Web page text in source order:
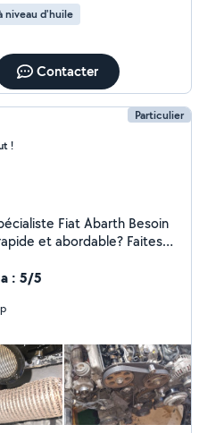
niveau d'huile
Contacter
Particulier
!
Fiat Abarth Besoin
et abordable? Faites
de réparations et
moi pour n'importe
: 5/5